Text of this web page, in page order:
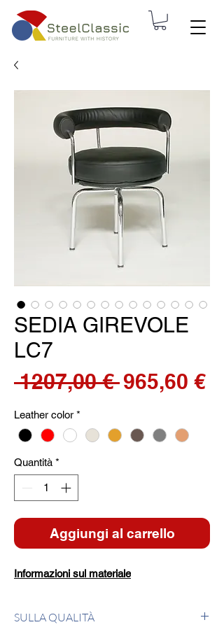
SEDIA GIREVOLE
LC7
1207,00 € Prezzo
965,60 €
Leather color *
Quantità *
Aggiungi al carrello
Informazioni sul materiale
SULLA QUALITÀ